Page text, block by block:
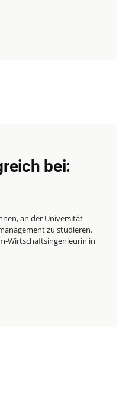
bei:
an der Universität
zu studieren.
Wirtschaftsingenieurin in